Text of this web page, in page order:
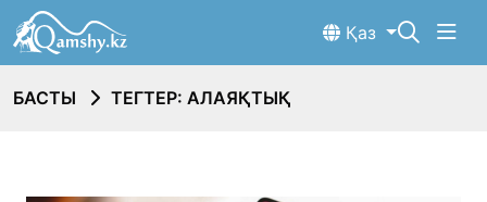
Қаз
БАСТЫ ТЕГТЕР: АЛАЯҚТЫҚ